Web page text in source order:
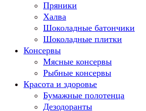
Пряники
Халва
Шоколадные батончики
Шоколадные плитки
Консервы
Мясные консервы
Рыбные консервы
Красота и здоровье
Бумажные полотенца
Дезодоранты